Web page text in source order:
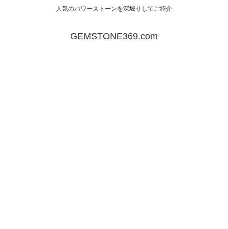
人気のパワーストーンを深堀りしてご紹介
GEMSTONE369.com